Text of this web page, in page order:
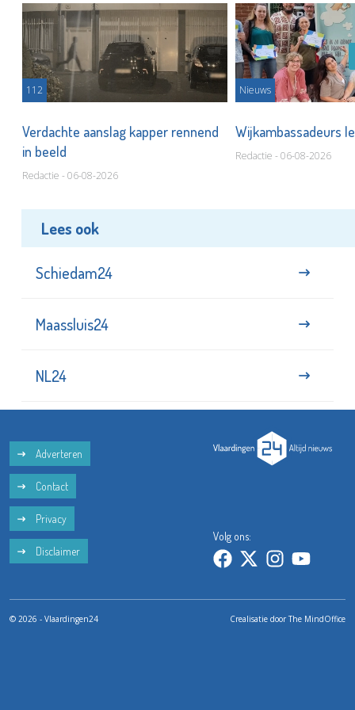
112
Verdachte aanslag kapper rennend
in beeld
Redactie - 06-08-2026
Nieuws
Wijkambassadeurs
Redactie - 06-08-2026
Lees ook
Schiedam24
Maassluis24
NL24
Adverteren
Contact
Privacy
Disclaimer
Volg ons:
© 2026 - Vlaardingen24 Crealisatie doorThe MindOffice